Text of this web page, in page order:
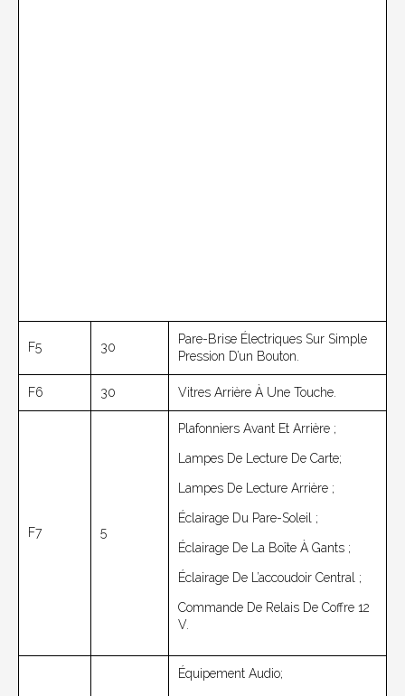
F5 30
Pare-Brise Électriques Sur Simple
Pression D’un Bouton.
F6 30 Vitres Arrière À Une Touche.
F7 5
Plafonniers Avant Et Arrière ;
Lampes De Lecture De Carte;
Lampes De Lecture Arrière ;
Éclairage Du Pare-Soleil ;
Éclairage De La Boîte À Gants ;
Éclairage De L’accoudoir Central ;
Commande De Relais De Coffre 12
V.
Équipement Audio;